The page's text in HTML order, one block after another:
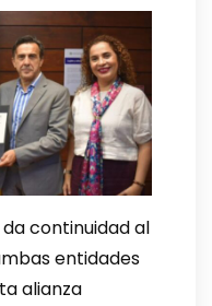
continuidad al
entidades
alianza